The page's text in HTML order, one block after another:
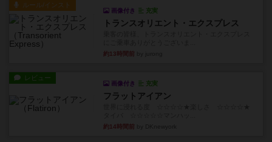
ルール/インスト
画像付き 充実
トランスオリエント・エクスプレス
約13時間前
レビュー
画像付き 充実
フラットアイアン
約14時間前